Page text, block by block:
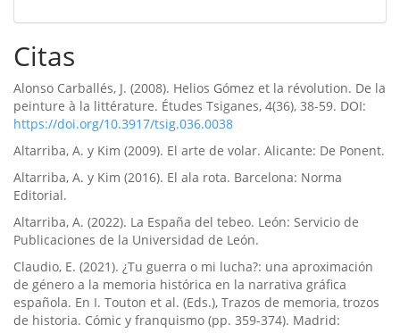
Citas
Alonso Carballés, J. (2008). Helios Gómez et la révolution. De la
peinture à la littérature. Études Tsiganes, 4(36), 38-59. DOI:
https://doi.org/10.3917/tsig.036.0038
Altarriba, A. y Kim (2009). El arte de volar. Alicante: De Ponent.
Altarriba, A. y Kim (2016). El ala rota. Barcelona: Norma
Editorial.
Altarriba, A. (2022). La España del tebeo. León: Servicio de
Publicaciones de la Universidad de León.
Claudio, E. (2021). ¿Tu guerra o mi lucha?: una aproximación
de género a la memoria histórica en la narrativa gráfica
española. En I. Touton et al. (Eds.), Trazos de memoria, trozos
de historia. Cómic y franquismo (pp. 359-374). Madrid: